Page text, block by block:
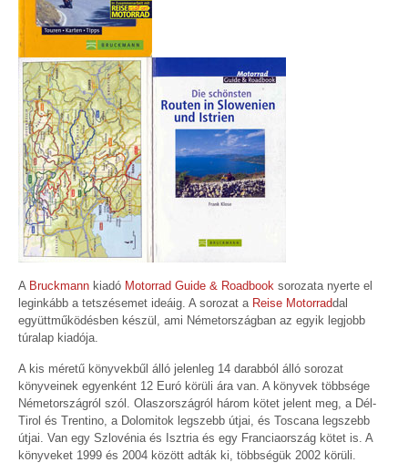
A Bruckmann kiadó Motorrad Guide & Roadbook sorozata nyerte el
leginkább a tetszésemet ideáig. A sorozat a Reise Motorraddal
együttműködésben készül, ami Németországban az egyik legjobb
túralap kiadója.
A kis méretű könyvekbűl álló jelenleg 14 darabból álló sorozat
könyveinek egyenként 12 Euró körüli ára van. A könyvek többsége
Németországról szól. Olaszországról három kötet jelent meg, a Dél-
Tirol és Trentino, a Dolomitok legszebb útjai, és Toscana legszebb
útjai. Van egy Szlovénia és Isztria és egy Franciaország kötet is. A
könyveket 1999 és 2004 között adták ki, többségük 2002 körüli.